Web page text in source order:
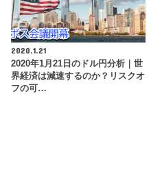
2020.1.21
2020年1月21日のドル円分析｜世
界経済は減速するのか？リスクオ
フの可…